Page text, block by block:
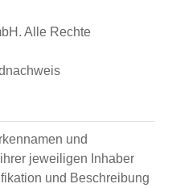
Alle Rechte
und
jeweiligen Inhaber
und Beschreibung